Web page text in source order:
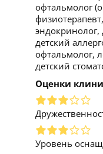
офтальмолог
эндокринолог,
детский
офтальмолог,
детский
Оценки
Уровень